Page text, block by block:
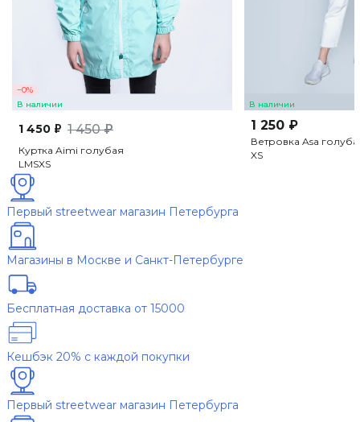
−0%
В наличии
1 450 ₽ 1 450 ₽
Куртка Aimi голубая
L MSXS
В наличии
1 250 ₽
Ветровка Asa
XS
Первый streetwear магазин Петербурга
Магазины в Москве и Санкт-Петербурге
Бесплатная доставка от 15000
Кешбэк 20% с каждой покупки
Первый streetwear магазин Петербурга